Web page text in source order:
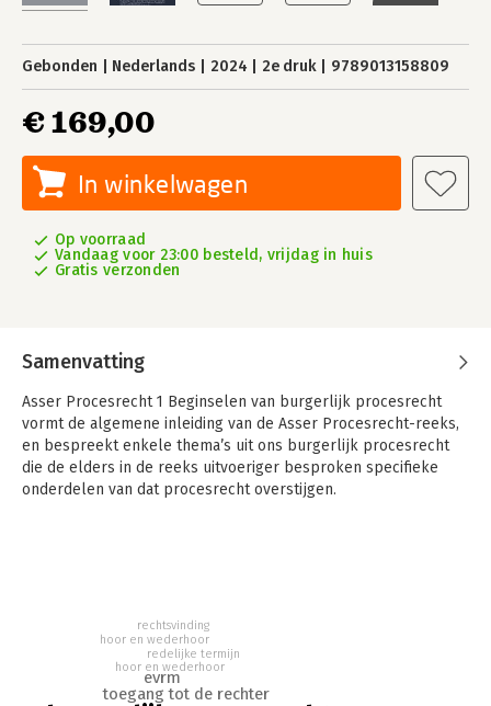
Gebonden Nederlands 2024 2e druk 9789013158809
€ 169,00
In winkelwagen
Op voorraad
Vandaag voor 23:00 besteld, vrijdag in huis
Gratis verzonden
Samenvatting
Asser Procesrecht 1 Beginselen van burgerlijk procesrecht
vormt de algemene inleiding van de Asser Procesrecht-reeks,
en bespreekt enkele thema’s uit ons burgerlijk procesrecht
die de elders in de reeks uitvoeriger besproken specifieke
onderdelen van dat procesrecht overstijgen.
focus op de beginselen van burgerlijk procesrecht als hét
overkoepelende, alle delen in de reeks verbindende thema.
Voor die focus is ook gekozen omdat dat thema ook het
toegang tot de rechter
evrm
hoor en wederhoor
redelijke termijn
hoor en wederhoor
rechtsvinding